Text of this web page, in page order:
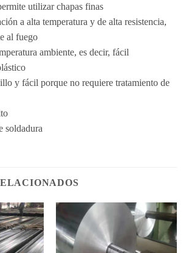
utilizar chapas finas
a alta temperatura y de alta resistencia,
al fuego
ambiente, es decir, fácil
y fácil porque no requiere tratamiento de
soldadura